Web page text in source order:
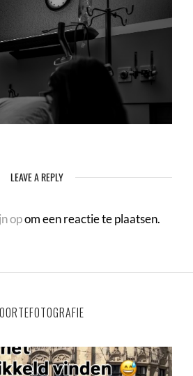
LEAVE A REPLY
opom een reactie te plaatsen.